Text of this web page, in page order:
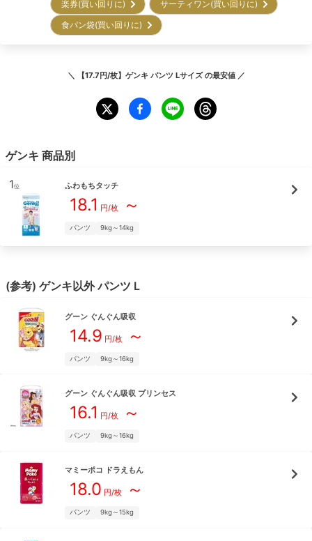
楽券(買い回りに)
サーティワン(買い回りに)
食パン袋(買い回りに)
＼ 【17.7円/枚】ゲンキ パンツ Lサイズの最安値 ／
ゲンキ 商品別
1位 ふわもちタッチ
18.1 円/枚～
パンツ 9kg～14kg
(参考) ゲンキ以外パンツ L
グーン ぐんぐん吸収
14.9 円/枚～
パンツ 9kg～16kg
グーン ぐんぐん吸収 プリンセス
16.1 円/枚～
パンツ 9kg～16kg
マミーポコ ドラえもん
18.0 円/枚～
パンツ 9kg～15kg